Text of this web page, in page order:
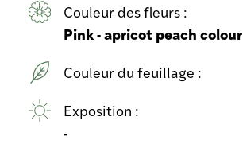
Couleur des fleurs :
Pink - apricot peach colour
Couleur du feuillage :
Exposition :
-